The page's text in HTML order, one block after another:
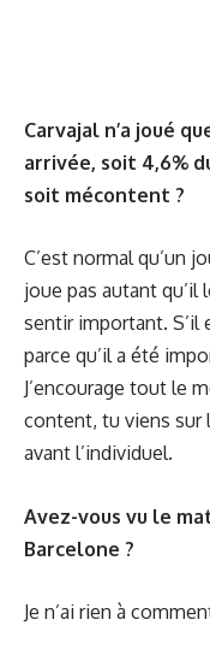
Carvajal n’a joué
arrivée, soit 4,6%
soit mécontent ?
C’est normal qu’un
joue pas autant
sentir important. S’il
parce qu’il a été
J’encourage tout le
content, tu viens sur
avant l’individuel.
Avez-vous vu le
Barcelone ?
Je n’ai rien à